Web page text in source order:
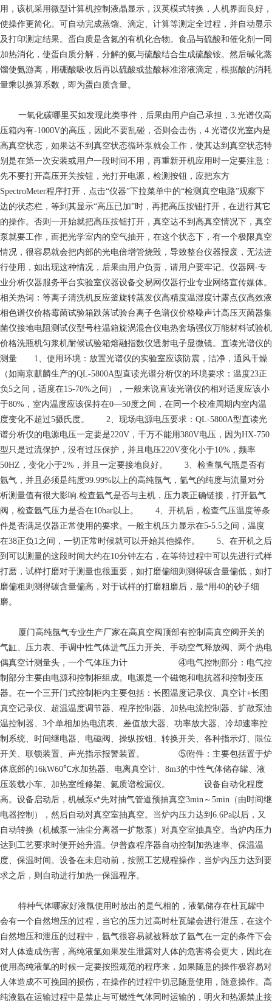
用，该机采用微型计算机控制液晶显示，汉英模式转换，人机界面良好，
使操作更简化。可自动完成蒸馏、滴定、计算等测定全过程，并自动显示
及打印测定结果。蛋白质是含氮的有机化合物。食品与硫酸和催化剂一同
加热消化，使蛋白质分解，分解的氨与硫酸结合生成硫酸铵。然后碱化蒸
馏使氨游离，用硼酸吸收后再以硫酸或盐酸标准溶液滴定，根据酸的消耗
量乘以换算系数，即为蛋白质含量。
一氧化碳哪里买如发现此类事件，后果由用户自己承担，3.光谱仪高
压箱内有-1000V的高压，因此不要乱碰，否则会击伤，4.光谱仪光室内是
高真空状态，如果达不到真空状态循环泵就会工作，使其达到真空状态特
别是在第一次安装或用户一段时间不用，再重新开机应用时一定要注意：
先不要打开高压开关按钮，光打开电源，检测按钮，应把东方
SpectroMeter程序打开，点击“仪器”下拉菜单中的“检测真空电路”观察下
边的状态栏，等到其显示“高压已加”时，再把高压按钮打开，在进行其它
的操作。否则一开始就把高压按钮打开，真空达不到高真空情况下，真空
泵就要工作，而把光学室内的空气抽开，在这个状态下，有一个极限真空
情况，很容易就会把内部的光电倍增管烧毁，导致整台仪器报废，无法进
行使用，如出现这种情况，后果由用户负责，请用户要牢记。仪器网-专
业分析仪器服务平台实验室仪器设备交易网仪器行业专业网络宣传媒体。
相关热词：等离子清洗机反应釜旋转蒸发仪高精度温湿度计露点仪高效液
相色谱仪价格霉菌试验箱跌落试验台离子色谱仪价格噪声计高压灭菌器集
菌仪接地电阻测试仪型号柱温箱旋涡混合仪电热套场强仪万能材料试验机
价格洗瓶机匀浆机耐候试验箱熔融指数仪透射电子显微镜。直读光谱仪的
测量 1、使用环境：放置光谱仪的实验室应该防震，洁净，通风干燥
（如南京麒麟生产的QL-5800A型直读光谱分析仪的环境要求：温度23正
负5之间，适度在15-70%之间），一般来说直读光谱仪的相对适度应该小
于80%，室内温度应该保持在0—50度之间，在同一个校准周期内室内温
度变化不超过5摄氏度。 2、现场电源电压要求：QL-5800A型直读光
谱分析仪的电源电压一定要是220V，千万不能用380V电压，因为HX-750
型只是过流保护，没有过压保护，并且电压220V变化小于10%，频率
50HZ，变化小于2%，并且一定要接地良好。 3、检查氩气瓶是否有
氩气，并且必须是纯度99.99%以上的高纯氩气，氩气的纯度与流量对分
析测量值有很大影响.检查氩气是否与主机，压力表正确链接，打开氩气
阀，检查氩气压力是否在10bar以上。 4、开机后，检查气压温度等条
件是否满足仪器正常使用的要求。一般主机压力显示在5-5.5之间，温度
在38正负1之间，一切正常时候就可以开始其他操作。 5、在开机之后
到可以测量的这段时间大约在10分钟左右，在等待过程中可以先进行式样
打磨，试样打磨对于测量也很重要，如打磨偏细则测得碳含量偏低，如打
磨偏粗则测得碳含量偏高，对于试样的打磨粗磨后，最*用40的砂子细
磨。
厦门高纯氩气专业生产厂家在高真空阀顶部有控制高真空阀开关的
气缸、压力表、手调中性气体进气压力开关、手动空气释放阀、两个热电
偶真空计测量头，一个气体压力计 ④电气控制部分：电气控
制部分主要由电源和控制柜组成。电源是一个磁饱和电抗器和控制变压
器。在一个三开门式控制柜内主要包括：长图温度记录仪、真空计+长图
真空记录仪、超温温度调节器、程序控制器、加热电流控制器、扩散泵油
温控制器、3个单相加热电流表、差值放大器、功率放大器、冷却速率控
制系统、时间继电器、电磁阀、操纵按钮、转换开关、各种指示灯、限位
开关、联锁装置、声光指示报警装置。 ⑤附件：主要包括置于炉
体底部的16kW60℃水加热器、电离真空计、8m3的中性气体储存罐、液
压装载小车、加热室维修架、氦质谱检漏仪。 设备自动化程度
高。设备启动后，机械泵s*先对抽气管道预抽真空3min～5min（由时间继
电器控制），然后自动对真空室抽真空。当炉内压力达到6.6Pa以后，又
自动转换（机械泵一油尘分离器一扩散泵）对真空室抽真空。当炉内压力
达到工艺要求时便开始升温。伊普森程序器自动控制加热速率、保温温
度、保温时间。设备在未启动前，按照工艺规程操作，当炉内压力达到要
求之后，则自动进行加热一保温程序。
特种气体哪家好液氩使用时放出的是气相的，液氩储存在杜瓦罐中
会有一个自然增压的过程，当它的压力过高时杜瓦罐会进行泄压，在这个
自然增压和泄压的过程中，氩气很容易就被释放了氩气在一定的条件下会
对人体造成伤害，高纯液氩如果发生泄露对人体的危害将会更大，因此在
使用高纯液氩的时候一定要按照规范的程序来，如果随意的操作极容易对
人体造成不可挽回的损伤，在操作的过程中切忌随意使用，随意操作。高
纯液氩在运输过程中是禁止与可燃性气体同时运输的，明火和热源禁止接